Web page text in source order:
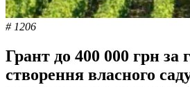
# 1206
Грант до 400 000 грн за
створення власного